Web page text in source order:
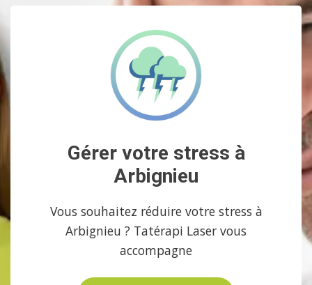
Gérer votre stress à
Arbignieu
Vous souhaitez réduire votre stress à
Arbignieu ? Tatérapi Laser vous
accompagne